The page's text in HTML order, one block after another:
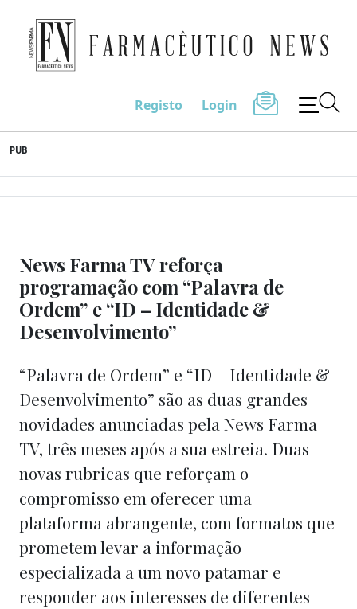
to
content
Farmacêutico News
Registo Login
PUB
News Farma TV reforça
programação com “Palavra de
Ordem” e “ID – Identidade &
Desenvolvimento”
“Palavra de Ordem” e “ID – Identidade &
Desenvolvimento” são as duas grandes
novidades anunciadas pela News Farma
TV, três meses após a sua estreia. Duas
novas rubricas que reforçam o
compromisso em oferecer uma
plataforma abrangente, com formatos que
prometem levar a informação
especializada a um novo patamar e
responder aos interesses de diferentes